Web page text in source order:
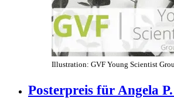
Illustration: GVF Young Scientist
Posterpreis für Angela